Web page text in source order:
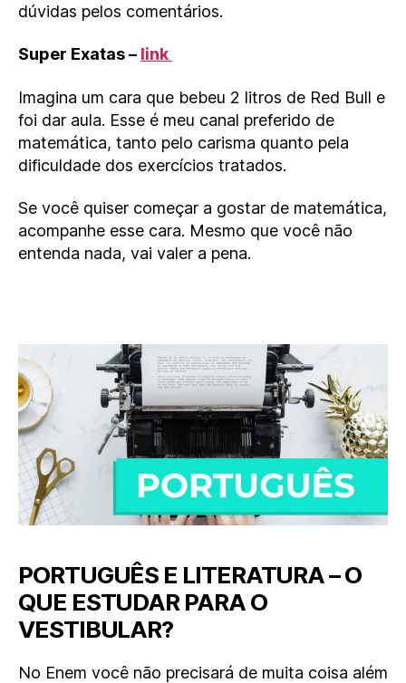
dúvidas pelos comentários.
Super Exatas – link
Imagina um cara que bebeu 2 litros de Red Bull e
foi dar aula. Esse é meu canal preferido de
matemática, tanto pelo carisma quanto pela
dificuldade dos exercícios tratados.
Se você quiser começar a gostar de matemática,
acompanhe esse cara. Mesmo que você não
entenda nada, vai valer a pena.
PORTUGUÊS E LITERATURA – O
QUE ESTUDAR PARA O
VESTIBULAR?
No Enem você não precisará de muita coisa além